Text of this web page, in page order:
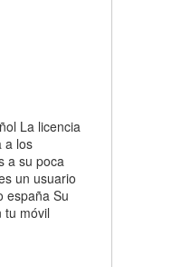
La licencia
a los
a su poca
un usuario
españa Su
tu móvil